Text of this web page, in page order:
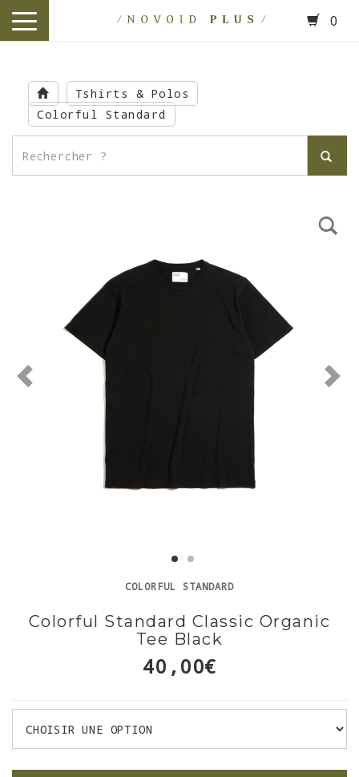
main
content
toggle
0
Tshirts & Polos
Colorful Standard
COLORFUL STANDARD
Colorful Standard Classic Organic
Tee Black
40,00€